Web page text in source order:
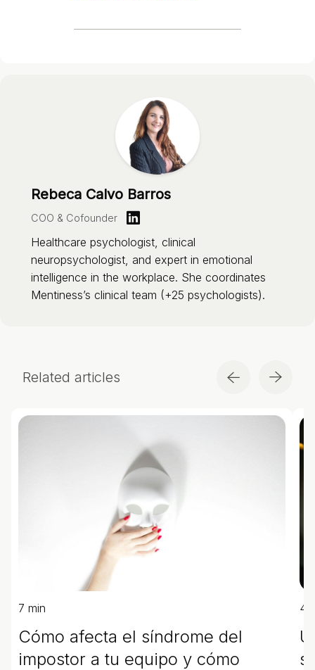
Rebeca Calvo Barros
COO & Cofounder
Healthcare psychologist, clinical
neuropsychologist, and expert in emotional
intelligence in the workplace. She coordinates
Mentiness’s clinical team (+25 psychologists).
Related articles
7 min
Cómo afecta el síndrome del
impostor a tu equipo y cómo
4